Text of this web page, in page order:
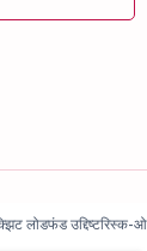
लोडफंड उद्दिष्टरिस्क-